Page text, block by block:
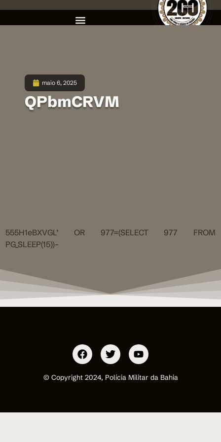
maio 6, 2025
QPbmCRVM
555H1eBXVGL’ OR 977=(SELECT 977 FROM
PG_SLEEP(15))–
© Copyright 2024, Polícia Militar da Bahia